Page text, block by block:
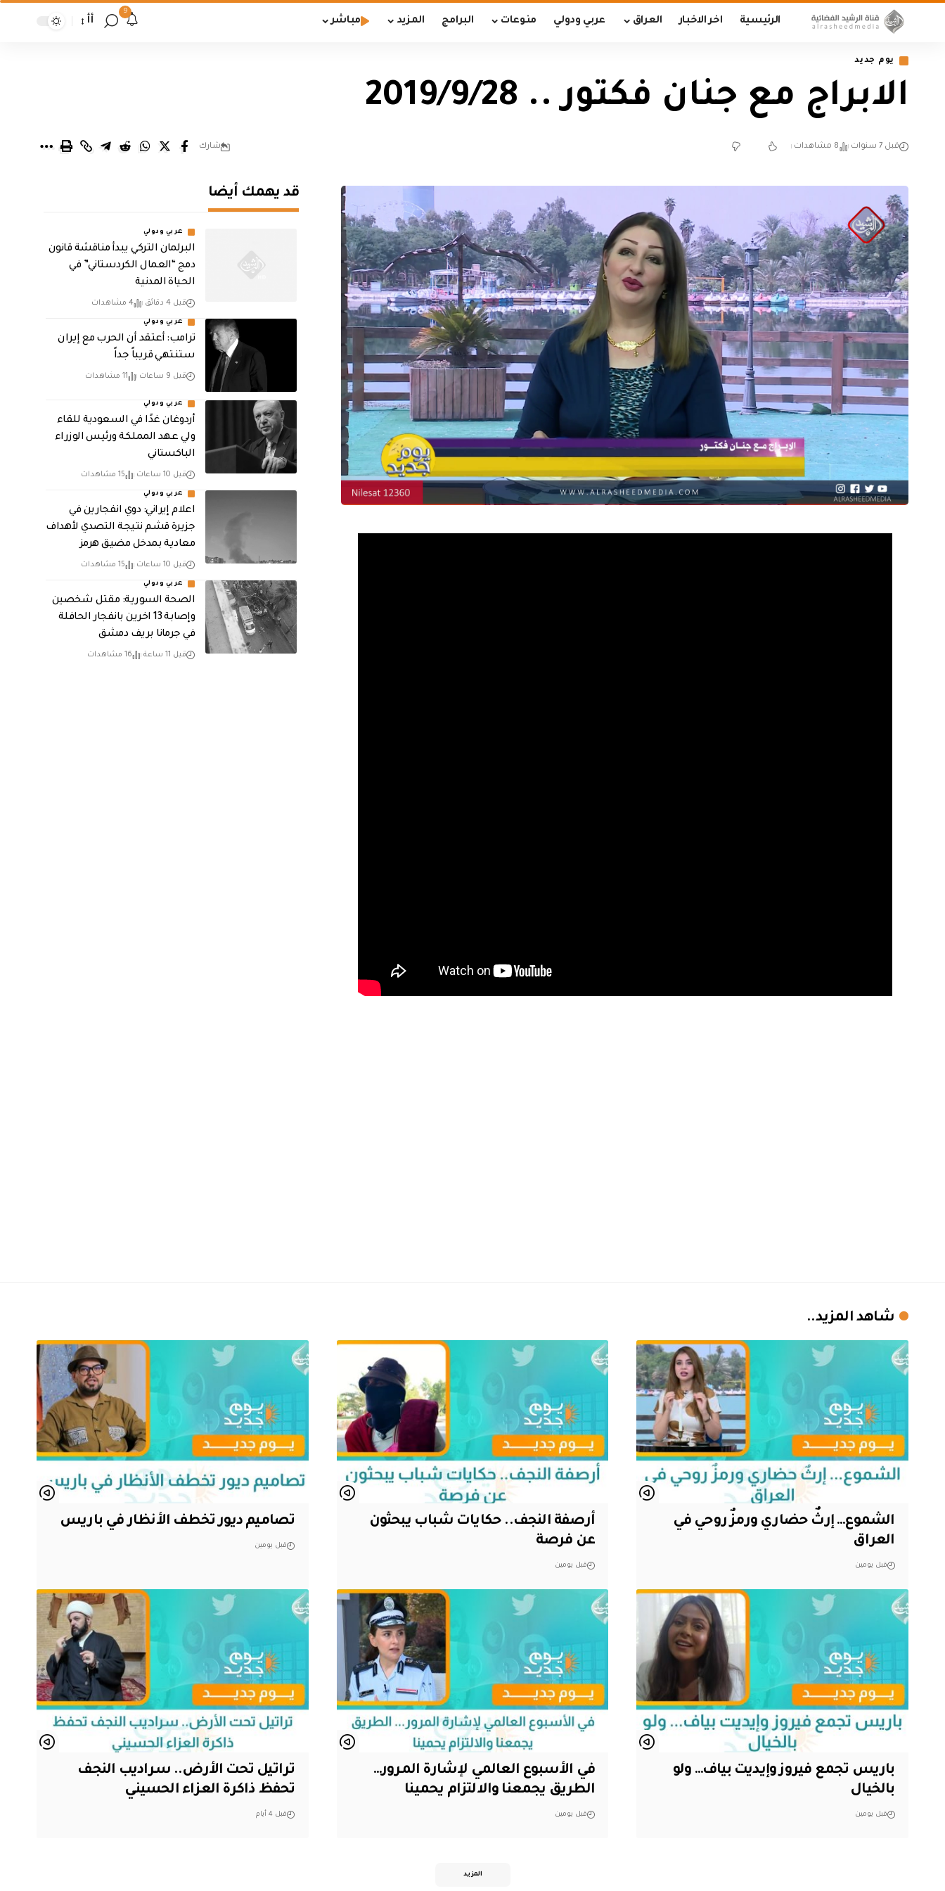
الرئيسية اخر الاخبار العراق عربي ودولي منوعات البرامج المزيد مباشر
9
أأ
يوم جديد
الابراج مع جنان فكتور .. 2019/9/28
قبل 7 سنوات 8 مشاهدات شارك
قد يهمك أيضا
عربي ودولي
البرلمان التركي يبدأ مناقشة قانون
دمج “العمال الكردستاني” في
الحياة المدنية
قبل 4 دقائق 4 مشاهدات
عربي ودولي
‏ترامب: أعتقد أن الحرب مع إيران
ستنتهي قريباً جداً
قبل 9 ساعات 11 مشاهدات
عربي ودولي
أردوغان غدًا في السعودية للقاء
ولي عهد المملكة ورئيس الوزراء
الباكستاني
قبل 10 ساعات 15 مشاهدات
عربي ودولي
اعلام إيراني: دوي انفجارين في
جزيرة قشم نتيجة التصدي لأهداف
معادية بمدخل مضيق هرمز
قبل 10 ساعات 15 مشاهدات
عربي ودولي
الصحة السورية: مقتل شخصين
وإصابة 13 اخرين بانفجار الحافلة
في جرمانا بريف دمشق
قبل 11 ساعة 16 مشاهدات
شاهد المزيد..
الشموع… إرثٌ حضاري ورمزٌ روحي في
العراق
قبل يومين
أرصفة النجف.. حكايات شباب يبحثون
عن فرصة
قبل يومين
تصاميم ديور تخطف الأنظار في باريس
قبل يومين
باريس تجمع فيروز وإيديت بياف… ولو
بالخيال
قبل يومين
في الأسبوع العالمي لإشارة المرور…
الطريق يجمعنا والالتزام يحمينا
قبل يومين
تراتيل تحت الأرض.. سراديب النجف
تحفظ ذاكرة العزاء الحسيني
قبل 4 أيام
المزيد